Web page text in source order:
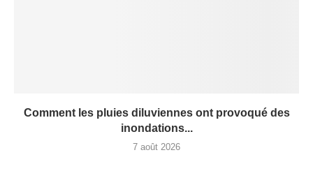
Comment les pluies diluviennes ont provoqué des
inondations...
7 août 2026